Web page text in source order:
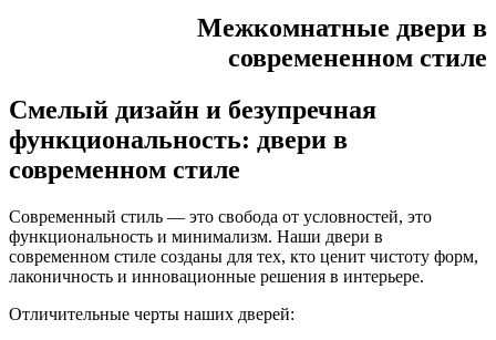
Межкомнатные двери в
современенном стиле
Смелый дизайн и безупречная
функциональность: двери в
современном стиле
Современный стиль — это свобода от условностей, это
функциональность и минимализм. Наши двери в
современном стиле созданы для тех, кто ценит чистоту форм,
лаконичность и инновационные решения в интерьере.
Отличительные черты наших дверей: